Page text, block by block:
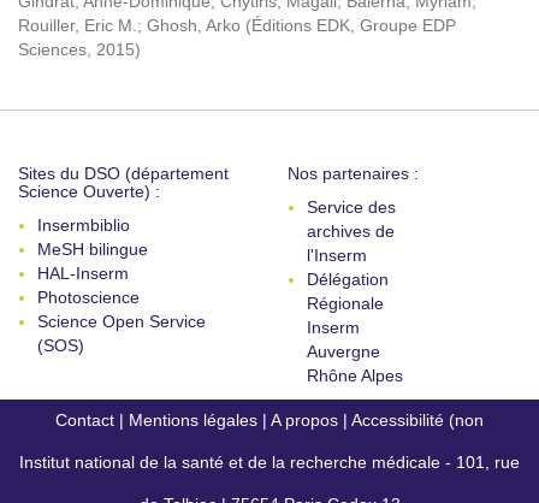
Rouiller, Eric M.; Ghosh, Arko (Éditions EDK, Groupe EDP
Sciences, 2015)
Sites du DSO (département
Science Ouverte) :
Insermbiblio
MeSH bilingue
HAL-Inserm
Photoscience
Science Open Service
(SOS)
Nos partenaires :
Service des
archives de
l'Inserm
Délégation
Régionale
Inserm
Auvergne
Rhône Alpes
Contact | Mentions légales | A propos | Accessibilité (non
conforme)
Institut national de la santé et de la recherche médicale - 101, rue